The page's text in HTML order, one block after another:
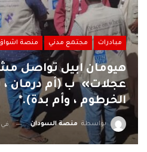
مبادرات مجتمع مدني منصة
هيومان ابيل تواصل
عجلات» ب (أم درمان ،
الخرطوم ، وأم بدة).*
بواسطة منصة السودان في